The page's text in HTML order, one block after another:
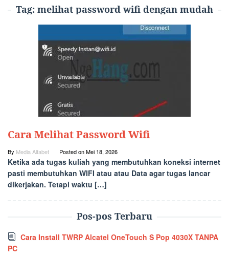
Tag: melihat password wifi dengan mudah
Cara Melihat Password Wifi
By Media Alfabet Posted onMei 18, 2026
Ketika ada tugas kuliah yang membutuhkan koneksi internet
pasti membutuhkan WIFI atau atau Data agar tugas lancar
dikerjakan. Tetapi waktu […]
Pos-pos Terbaru
Cara Install TWRP Alcatel OneTouch S Pop 4030X TANPA
PC